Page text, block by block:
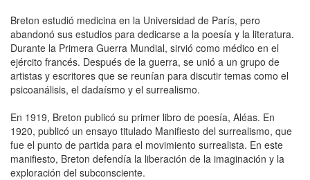
Breton estudió medicina en la Universidad de París, pero
abandonó sus estudios para dedicarse a la poesía y la literatura.
Durante la Primera Guerra Mundial, sirvió como médico en el
ejército francés. Después de la guerra, se unió a un grupo de
artistas y escritores que se reunían para discutir temas como el
psicoanálisis, el dadaísmo y el surrealismo.
En 1919, Breton publicó su primer libro de poesía, Aléas. En
1920, publicó un ensayo titulado Manifiesto del surrealismo, que
fue el punto de partida para el movimiento surrealista. En este
manifiesto, Breton defendía la liberación de la imaginación y la
exploración del subconsciente.